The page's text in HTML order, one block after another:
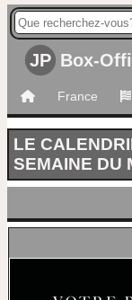
JP Box-
France
LE
SEMAINE DU